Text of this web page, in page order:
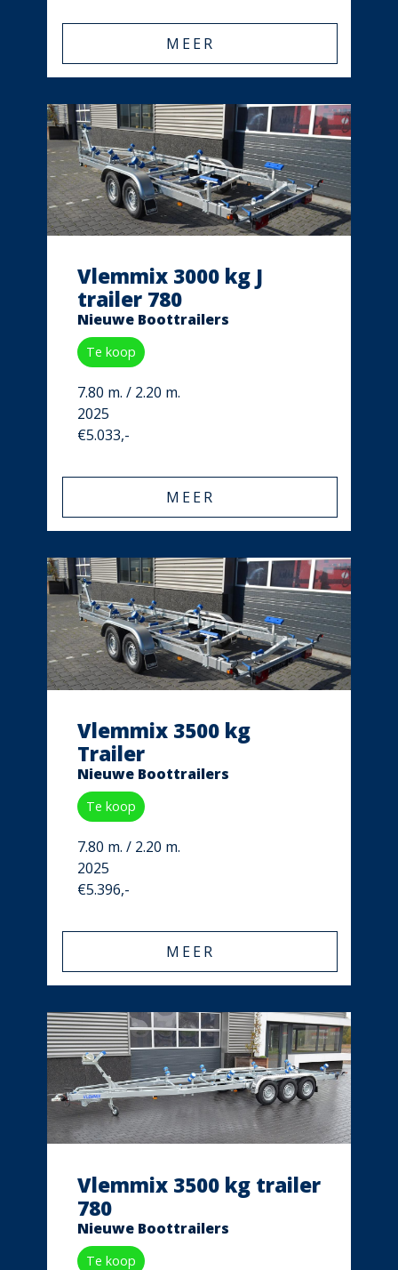
MEER
Vlemmix 3000 kg J
trailer 780
Nieuwe Boottrailers
Te koop
7.80 m. / 2.20 m.
2025
€5.033,-
MEER
Vlemmix 3500 kg
Trailer
Nieuwe Boottrailers
Te koop
7.80 m. / 2.20 m.
2025
€5.396,-
MEER
Vlemmix 3500 kg trailer
780
Nieuwe Boottrailers
Te koop